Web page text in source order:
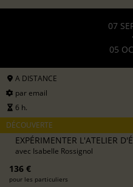
07
05
A DISTANCE
par email
6 h.
DÉCOUVERTE
EXPÉRIMENTER L'ATELIER
avec Isabelle Rossignol
136 €
pour les particuliers